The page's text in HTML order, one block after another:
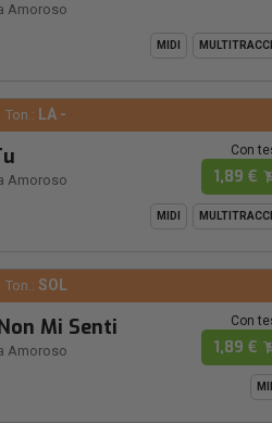
Amoroso
MIDI
Ton.: LA -
Amoroso
Con
1,89 €
MIDI
Ton.: SOL
Mi Senti
Amoroso
Con
1,89 €